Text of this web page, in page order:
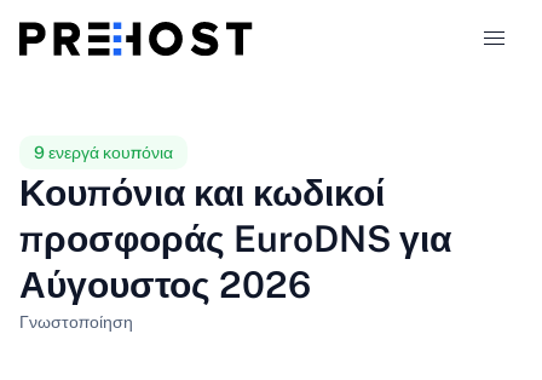
Συγκρίσεις
Κουπόνια 319
9 ενεργά κουπόνια
Κουπόνια και κωδικοί
προσφοράς EuroDNS για
Αύγουστος 2026
Γνωστοποίηση